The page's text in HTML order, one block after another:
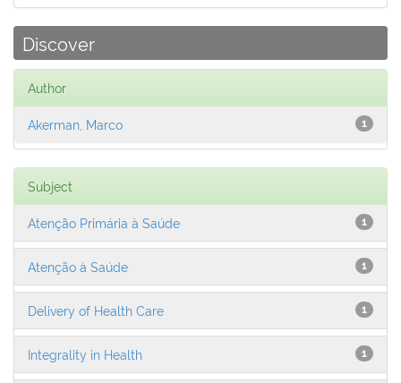
Discover
Author
1
Akerman, Marco
Subject
1
Atenção Primária à Saúde
1
Atenção à Saúde
1
Delivery of Health Care
1
Integrality in Health